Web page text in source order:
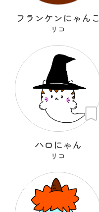
フランケンにゃんこ
リコ
ハロにゃん
リコ